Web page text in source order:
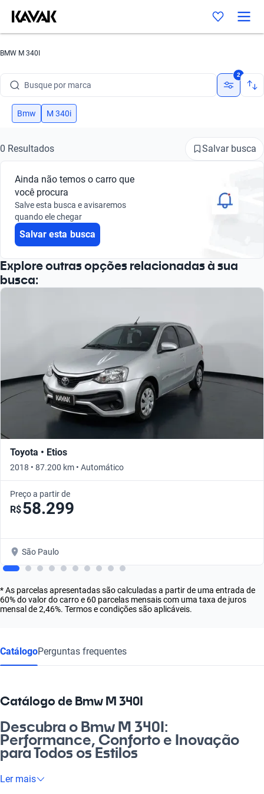
BMW M 340I
Busque por marca
Busque por modelo
Busque por ano
Busque por marca
Busque por modelo
Busque por ano
2
Bmw M 340i
0 Resultados Salvar busca
Ainda não temos o carro que
você procura
Salve esta busca e avisaremos
quando ele chegar
Salvar esta busca
Explore outras opções relacionadas à sua
busca:
Toyota • Etios
2018 • 87.200 km • Automático
Preço a partir de
R$58.299
São Paulo
* As parcelas apresentadas são calculadas a partir de uma entrada de
60% do valor do carro e 60 parcelas mensais com uma taxa de juros
mensal de 2,46%. Termos e condições são aplicáveis.
CatálogoPerguntas frequentes
Catálogo de Bmw M 340I
Descubra o Bmw M 340I:
Performance, Conforto e Inovação
para Todos os Estilos
Se você busca um carro que une potência, estilo e tecnologia, o
Ler mais